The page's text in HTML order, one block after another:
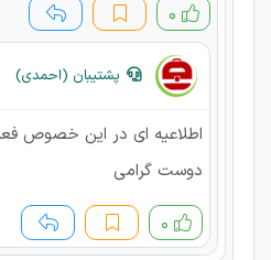
۰
پشتیبان (احمدی)
اطلاعیه ای در این خصوص
دوست گرامی
۰